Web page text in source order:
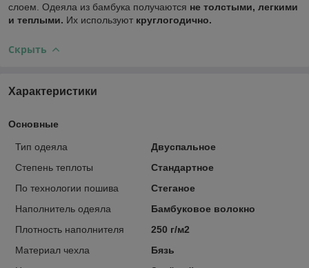
слоем. Одеяла из бамбука получаются не толстыми, легкими
и теплыми. Их используют круглогодично.
Скрыть
Характеристики
Основные
Тип одеяла
Двуспальное
Степень теплоты
Стандартное
По технологии пошива
Стеганое
Наполнитель одеяла
Бамбуковое волокно
Плотность наполнителя
250 г/м2
Материал чехла
Бязь